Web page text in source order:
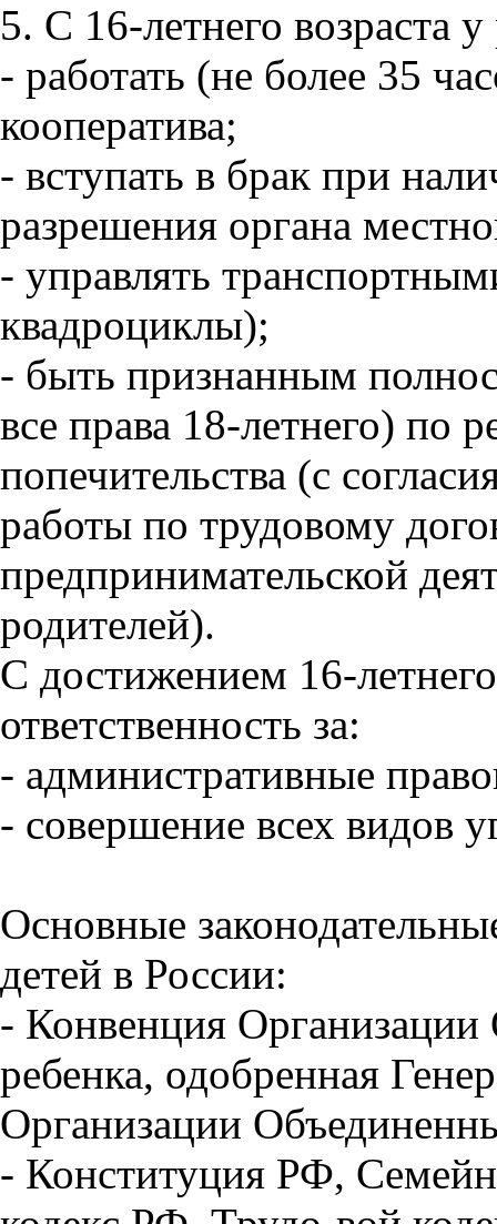
5. С 16-летнего возраста
- работать (не более 35
кооператива;
- вступать в брак при
разрешения органа
- управлять
квадроциклы);
- быть признанным
все права 18-летнего) по
попечительства (с
работы по трудовому
предпринимательской
родителей).
С достижением 16-
ответственность за:
- административные
- совершение всех видов
Основные
детей в России:
- Конвенция
ребенка, одобренная
Организации
- Конституция РФ,